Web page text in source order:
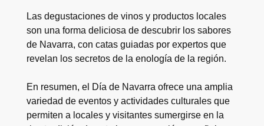
Las degustaciones de vinos y productos locales
son una forma deliciosa de descubrir los sabores
de Navarra, con catas guiadas por expertos que
revelan los secretos de la enología de la región.
En resumen, el Día de Navarra ofrece una amplia
variedad de eventos y actividades culturales que
permiten a locales y visitantes sumergirse en la